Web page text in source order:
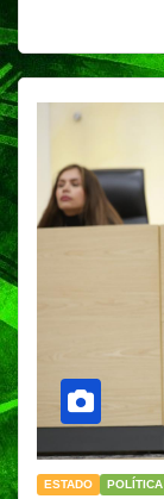
ESTADO POLÍTICA